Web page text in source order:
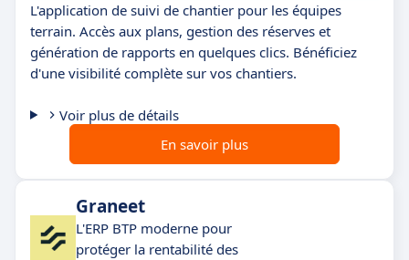
L'application de suivi de chantier pour les équipes
terrain. Accès aux plans, gestion des réserves et
génération de rapports en quelques clics. Bénéficiez
d'une visibilité complète sur vos chantiers.
Voir plus de détails
En savoir plus
Graneet
L'ERP BTP moderne pour
protéger la rentabilité des